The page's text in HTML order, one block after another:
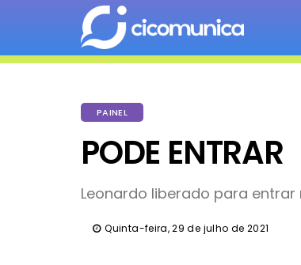
PAINEL
PODE ENTRAR
Leonardo liberado para entrar
Quinta-feira, 29 de julho de 2021